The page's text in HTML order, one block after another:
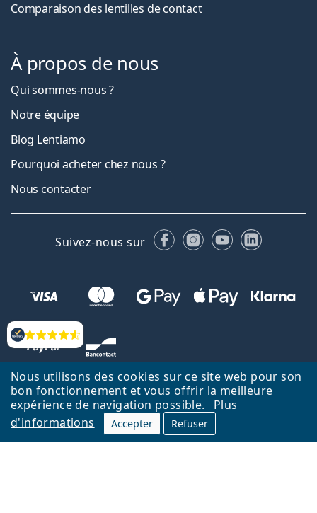
Nous utilisons des cookies sur ce site web pour son
bon fonctionnement et vous offrir la meilleure
expérience de navigation possible.
Plus
d'informations
Accepter Refuser
Évaluation
Comparaison des lentilles de contact
À propos de nous
Qui sommes-nous ?
Notre équipe
Blog Lentiamo
Pourquoi acheter chez nous ?
Nous contacter
Suivez-nous sur FacebookInstagram
YouTubeLinkedIn
Retour à la page d'accueil Haut
Nederlands